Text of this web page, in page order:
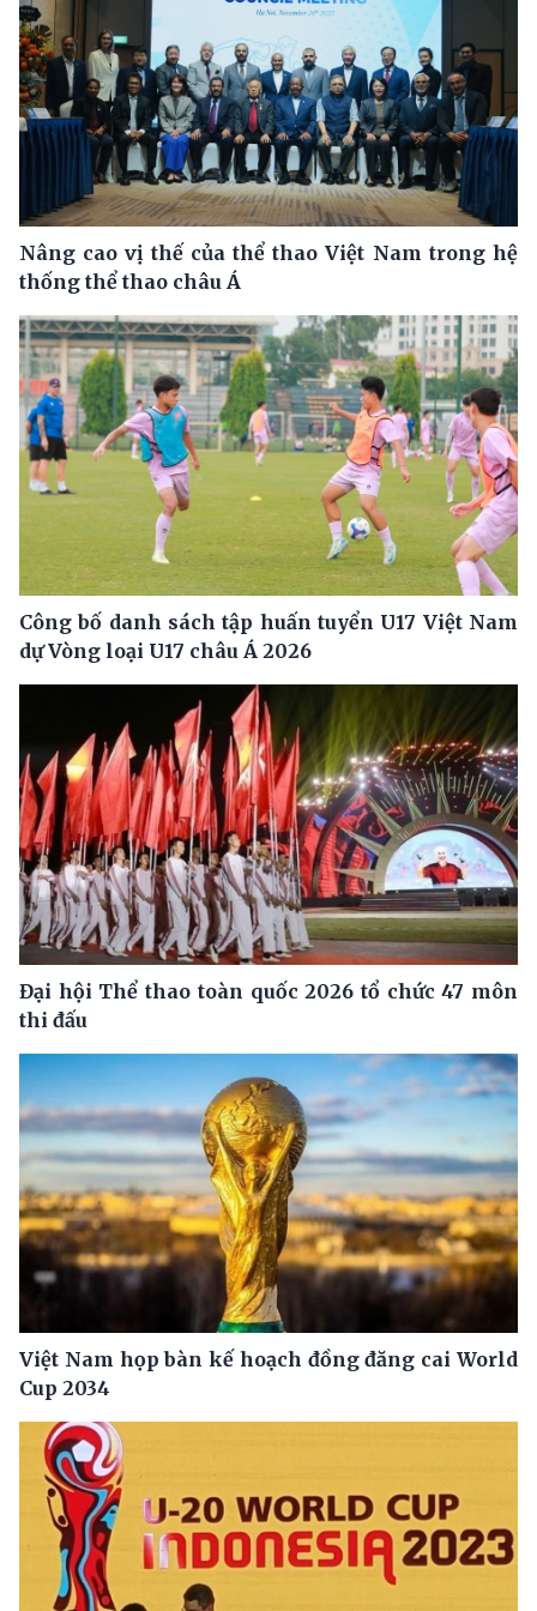
Nâng cao vị thế của thể thao Việt Nam trong hệ
thống thể thao châu Á
Công bố danh sách tập huấn tuyển U17 Việt Nam
dự Vòng loại U17 châu Á 2026
Đại hội Thể thao toàn quốc 2026 tổ chức 47 môn
thi đấu
Việt Nam họp bàn kế hoạch đồng đăng cai World
Cup 2034